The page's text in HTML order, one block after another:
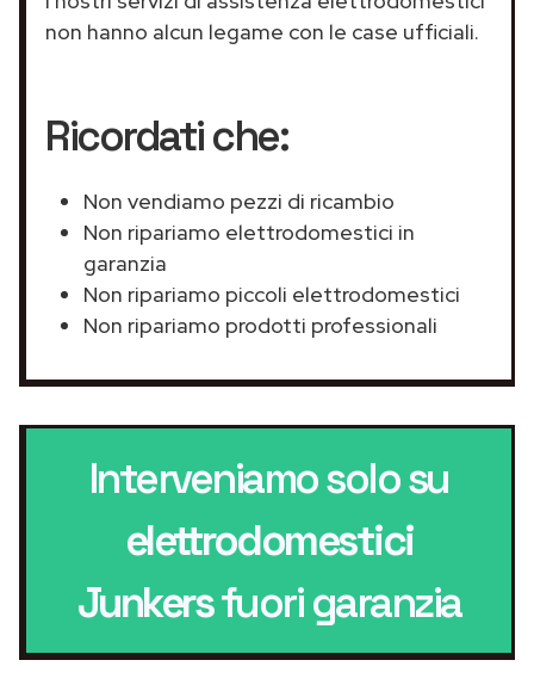
non hanno alcun legame con le case ufficiali.
Ricordati che:
Non vendiamo pezzi di ricambio
Non ripariamo elettrodomestici in
garanzia
Non ripariamo piccoli elettrodomestici
Non ripariamo prodotti professionali
Interveniamo solo su
elettrodomestici
Junkersfuori garanzia